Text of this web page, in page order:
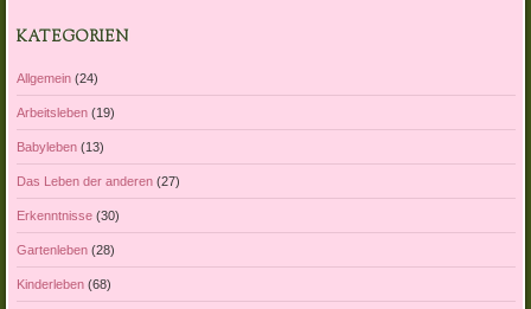
KATEGORIEN
Allgemein(24)
Arbeitsleben(19)
Babyleben(13)
Das Leben der anderen(27)
Erkenntnisse(30)
Gartenleben(28)
Kinderleben(68)